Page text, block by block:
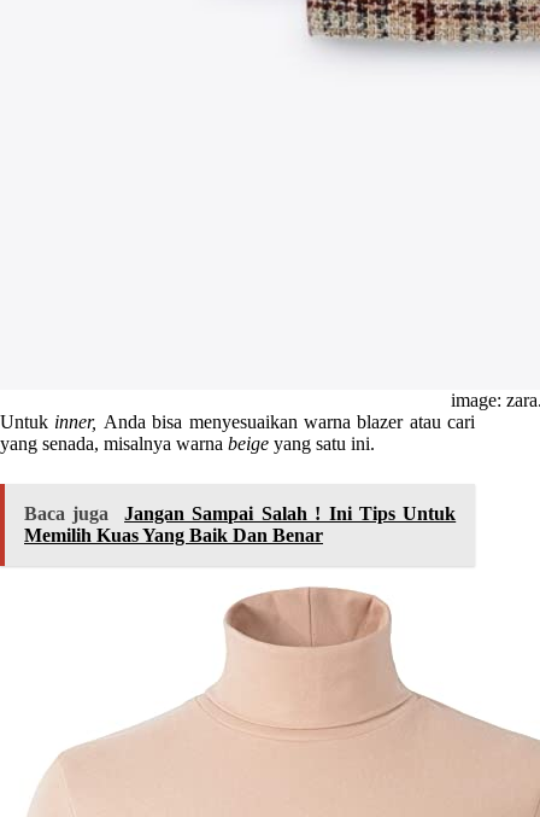
image:
Untuk inner, Anda bisa menyesuaikan warna blazer atau cari
yang senada, misalnya warna beige yang satu ini.
Baca juga
Jangan Sampai Salah ! Ini Tips Untuk
Memilih Kuas Yang Baik Dan Benar